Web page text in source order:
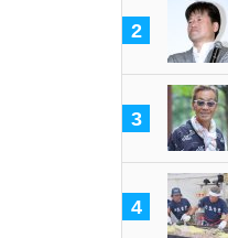
2
3
4